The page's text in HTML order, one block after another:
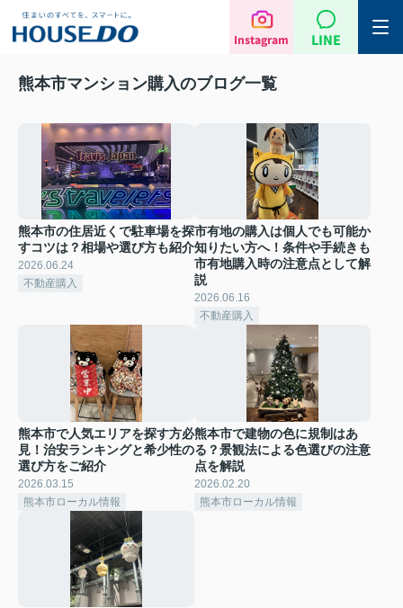
Instagram LINE
熊本市マンション購入のブログ一覧
熊本市の住居近くで駐車場を探
すコツは？相場や選び方も紹介
2026.06.24
不動産購入
市有地の購入は個人でも可能か
知りたい方へ！条件や手続きも
市有地購入時の注意点として解
説
2026.06.16
不動産購入
熊本市で人気エリアを探す方必
見！治安ランキングと希少性の
選び方をご紹介
2026.03.15
熊本市ローカル情報
熊本市で建物の色に規制はあ
る？景観法による色選びの注意
点を解説
2026.02.20
熊本市ローカル情報